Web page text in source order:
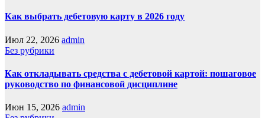
Как выбрать дебетовую карту в 2026 году
Июл 22, 2026 admin
Без рубрики
Как откладывать средства с дебетовой картой: пошаговое
руководство по финансовой дисциплине
Июн 15, 2026 admin